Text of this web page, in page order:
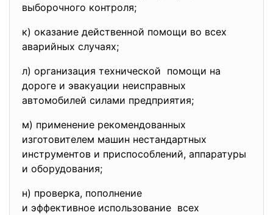
выборочного контроля;
к) оказание действенной помощи во всех
аварийных случаях;
л) организация технической помощи на
дороге и эвакуации неисправных
автомобилей силами предприятия;
м) применение рекомендованных
изготовителем машин нестандартных
инструментов и приспособлений, аппаратуры
и оборудования;
н) проверка, пополнение
и эффективное использование всех